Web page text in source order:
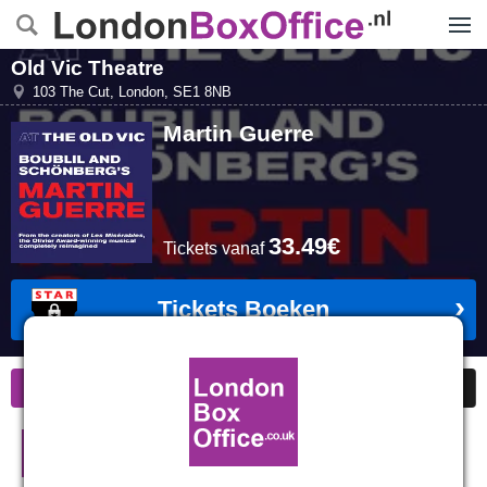
Old Vic Theatre
103 The Cut, London, SE1 8NB
Martin Guerre
Ticketsvanaf33.49€
Tickets Boeken
Goedkope kaarten
Martin Guerre in Londen